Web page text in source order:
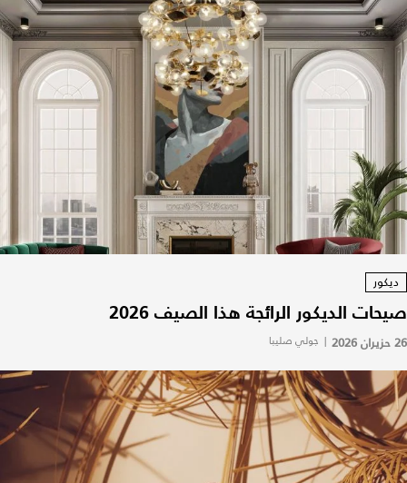
ديكور
صيحات الديكور الرائجة هذا الصيف 2026
26 حزيران 2026 | جولي صليبا